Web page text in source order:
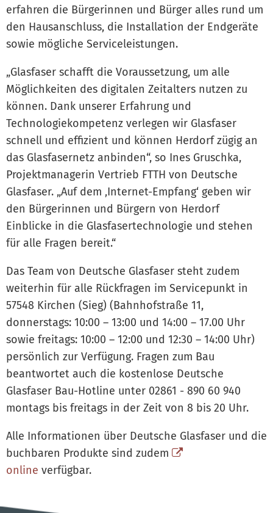
erfahren die Bürgerinnen und Bürger alles rund um
den Hausanschluss, die Installation der Endgeräte
sowie mögliche Serviceleistungen.
„Glasfaser schafft die Voraussetzung, um alle
Möglichkeiten des digitalen Zeitalters nutzen zu
können. Dank unserer Erfahrung und
Technologiekompetenz verlegen wir Glasfaser
schnell und effizient und können Herdorf zügig an
das Glasfasernetz anbinden“, so Ines Gruschka,
Projektmanagerin Vertrieb FTTH von Deutsche
Glasfaser. „Auf dem ‚Internet-Empfang‘ geben wir
den Bürgerinnen und Bürgern von Herdorf
Einblicke in die Glasfasertechnologie und stehen
für alle Fragen bereit.“
Das Team von Deutsche Glasfaser steht zudem
weiterhin für alle Rückfragen im Servicepunkt in
57548 Kirchen (Sieg) (Bahnhofstraße 11,
donnerstags: 10:00 – 13:00 und 14:00 – 17.00 Uhr
sowie freitags: 10:00 – 12:00 und 12:30 – 14:00 Uhr)
persönlich zur Verfügung. Fragen zum Bau
beantwortet auch die kostenlose Deutsche
Glasfaser Bau-Hotline unter 02861 - 890 60 940
montags bis freitags in der Zeit von 8 bis 20 Uhr.
Alle Informationen über Deutsche Glasfaser und die
buchbaren Produkte sind zudem
online verfügbar.